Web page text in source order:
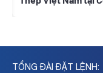
TỔNG ĐÀI ĐẶT LỆNH: